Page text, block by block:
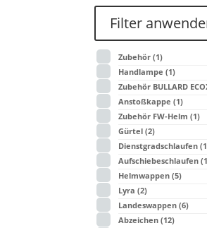
Filter
Zubehör (1)
Handlampe (1)
Zubehör BULLARD
Anstoßkappe (1)
Zubehör FW-Helm (1)
Gürtel (2)
Dienstgradschlaufen
Aufschiebeschlaufen
Helmwappen (5)
Lyra (2)
Landeswappen (6)
Abzeichen (12)